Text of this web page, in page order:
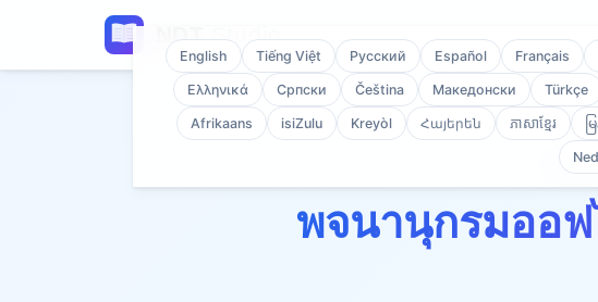
หน้าแร
พจนานุกรมออ
English Tiếng Việt Русский Español Français
Ελληνικά Српски Čeština Македонски Türkçe
Afrikaans isiZulu Kreyòl Հայերեն ភាសាខ្មែរ မ